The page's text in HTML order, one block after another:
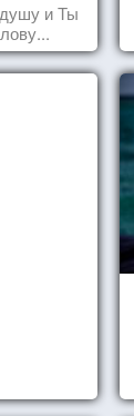
и Ты